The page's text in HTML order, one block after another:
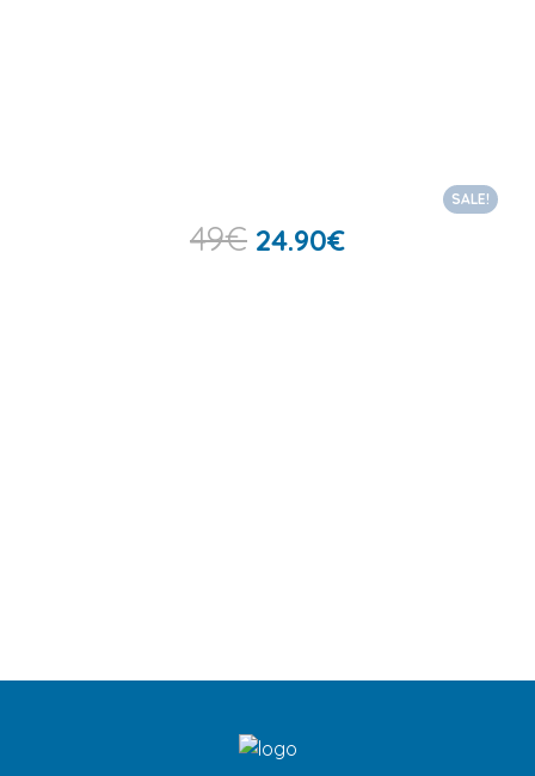
SALE!
49€ 24.90€